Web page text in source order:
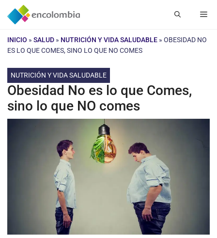
Saltar
INICIO » SALUD » NUTRICIÓN Y VIDA SALUDABLE » OBESIDAD NO
ES LO QUE COMES, SINO LO QUE NO COMES
NUTRICIÓN Y VIDA SALUDABLE
Obesidad No es lo que Comes,
sino lo que NO comes